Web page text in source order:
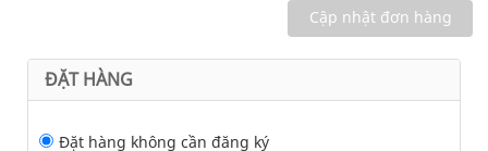
ĐẶT HÀNG
Đặt hàng không cần đăng ký